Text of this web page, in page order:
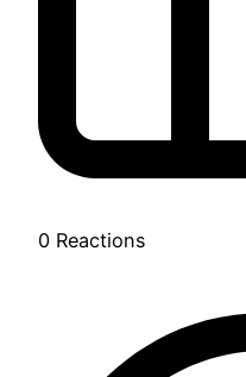
0 Reactions